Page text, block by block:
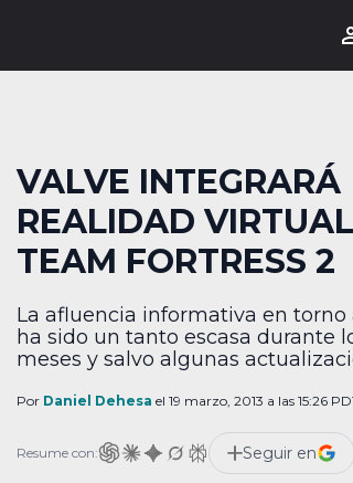
VALVE INTEGRARÁ
REALIDAD
TEAM FORTRESS 2
La afluencia informativa en torno
ha sido un tanto escasa durante
meses y salvo algunas
de la funcionalidad actual de este
pues Valve reveló que además
actualización para que Team
Por Daniel Dehesa el 19 marzo, 2013 a las 15:26
Resume con: Seguir en